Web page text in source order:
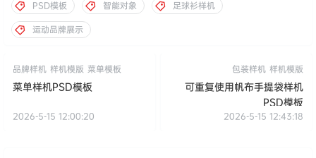
PSD模板 智能对象
足球衫样机
运动品牌展示
品牌样机 样机模版 菜单模板
菜单样机PSD模板
2026-5-15 12:00:20
包装样机 样机模版
可重复使用帆布手提袋样机
PSD模板
2026-5-15 12:43:18